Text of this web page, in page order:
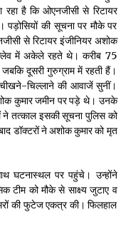
May
May
May
है कि ओएनजीसी से रिटायर
पड़ोसियों की सूचना पर मौके पर
से रिटायर इंजीनियर अशोक
में अकेले रहते थे। करीब 75
दूसरी गुरुग्राम में रहती हैं।
चिल्लाने की आवाजें सुनीं।
कुमार जमीन पर पड़े थे। उनके
ने तत्काल इसकी सूचना पुलिस को
डॉक्टरों ने अशोक कुमार को मृत
घटनास्थल पर पहुंचे। उन्होंने
टीम को मौके से साक्ष्य जुटाए व
की फुटेज एकत्र की। फिलहाल